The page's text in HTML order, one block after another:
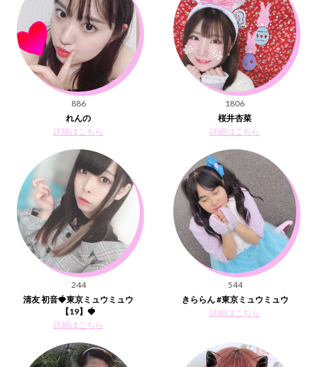
886
れんの
詳細はこちら
1806
桜井杏菜
詳細はこちら
244
清友 初音🍓東京ミュウミュウ
【19】🍓
詳細はこちら
544
きららん #東京ミュウミュウ
詳細はこちら